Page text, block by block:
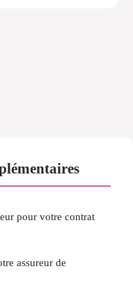
pour votre contrat
assureur de